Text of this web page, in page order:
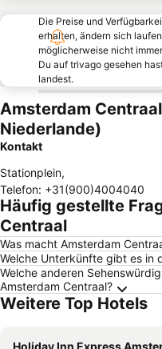
Die Preise und
erhalten, ändern sich
möglicherweise nicht
Du auf trivago gesehen
landest.
Amsterdam
Niederlande)
Kontakt
Stationplein,
Telefon: +31(900)4004040
Häufig gestellte
Centraal
Was macht Amsterdam
Welche Unterkünfte gibt es in
Welche anderen
Amsterdam Centraal?
Weitere Top Hotels
Holiday Inn Express Amsterdam - Arena Towers by